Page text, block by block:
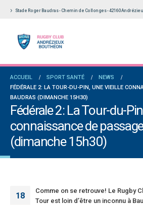
Stade Roger Baudras - Chemin de Collonges - 42160
ACCUEIL SPORT SANTÉ
NEWS
FÉDÉRALE 2: LA TOUR-DU-PIN, UNE VIEILLE
BAUDRAS (DIMANCHE 15H30)
Fédérale 2: La Tour-du-
connaissance de
(dimanche 15h30)
18
Comme on se retrouve! Le Rugby
Tour est loin d’être un inconnu à
les +35 des « 5glés » vice-
seniors garçons par Philippe Buffevant
Progrès
2 et Fédérale B: finir sur une bonne note
2026
vieilles
6 juillet 2026
Groupe
préparation
18 juin 2026